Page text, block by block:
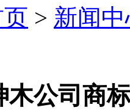
> 新闻
木公司商